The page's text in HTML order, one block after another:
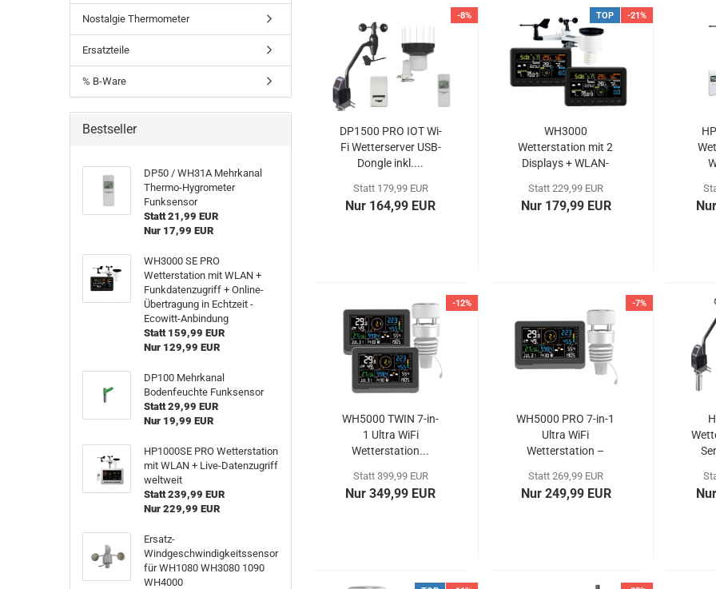
-8%
DP1500 PRO IOT Wi-
Fi Wetterserver USB-
Dongle inkl....
Statt 179,99 EUR
Nur 164,99 EUR
TOP -21%
WH3000
Wetterstation mit 2
Displays + WLAN-
Statt 229,99 EUR
Nur 179,99 EUR
-12%
WH5000 TWIN 7-in-
1 Ultra WiFi
Wetterstation...
Statt 399,99 EUR
Nur 349,99 EUR
-7%
WH5000 PRO 7-in-1
Ultra WiFi
Wetterstation –
Statt 269,99 EUR
Nur 249,99 EUR
Nostalgie Thermometer
Ersatzteile
% B-Ware
Bestseller
DP50 / WH31A Mehrkanal
Thermo-Hygrometer
Funksensor
Statt 21,99 EUR
Nur 17,99 EUR
WH3000 SE PRO
Wetterstation mit WLAN +
Funkdatenzugriff + Online-
Übertragung in Echtzeit -
Ecowitt-Anbindung
Statt 159,99 EUR
Nur 129,99 EUR
DP100 Mehrkanal
Bodenfeuchte Funksensor
Statt 29,99 EUR
Nur 19,99 EUR
HP1000SE PRO Wetterstation
mit WLAN + Live-Datenzugriff
weltweit
Statt 239,99 EUR
Nur 229,99 EUR
Ersatz-
Windgeschwindigkeitssensor
für WH1080 WH3080 1090
WH4000